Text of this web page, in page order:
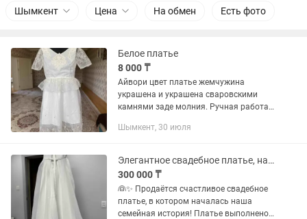
Шымкент Цена На обмен Есть фото
Белое платье
8 000 ₸
Айвори цвет платье жемчужина
украшена и украшена сваровскими
камнями заде молния. Ручная работа
Шымкент, 30 июля
Элегантное свадебное платье, надето 1 раз
300 000 ₸
👰✨ Продаётся счастливое свадебное
платье, в котором началась наша
семейная история! Платье выполнено